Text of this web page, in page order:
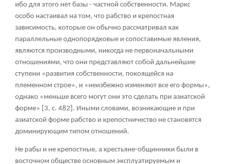
ибо для этого нет базы - частной собственности. Маркс
особо настаивал на том, что рабство и крепостная
зависимость, которые он обычно рассматривал как
параллельные однопорядковые и сопоставимые явления,
являются производными, никогда не первоначальными
отношениями, что они представляют собой дальнейшие
ступени «развития собственности, покоящейся на
племенном строе», и «неизбежно изменяют все его формы»,
однако «меньше всего могут они это сделать при азиатской
форме» [3, с. 482]. Иными словами, возникающие и при
азиатской форме рабство и крепостничество не становятся
доминирующим типом отношений.
Не рабы и не крепостные, а крестьяне-общинники были в
восточном обществе основным эксплуатируемым и